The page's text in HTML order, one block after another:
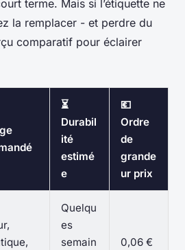
terme. Mais si l’étiquette ne
la remplacer - et perdre du
comparatif pour éclairer
⏳
Durabil
ité
estimé
e
💶
Ordre
de
grande
ur prix
Quelqu
es
semain
0,06 €